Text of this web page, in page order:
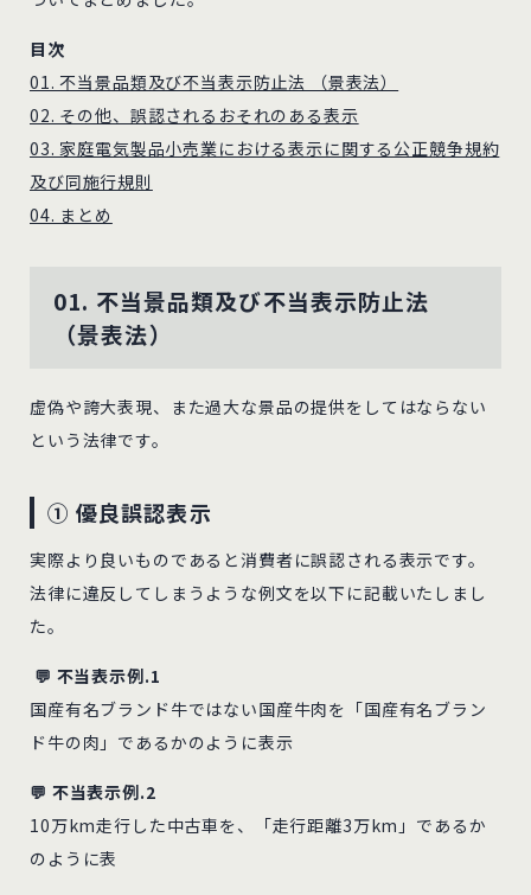
目次
01. 不当景品類及び不当表示防止法 （景表法）
02. その他、誤認されるおそれのある表示
03. 家庭電気製品小売業における表示に関する公正競争規約
及び同施行規則
04. まとめ
01. 不当景品類及び不当表示防止法
（景表法）
虚偽や誇大表現、また過大な景品の提供をしてはならない
という法律です。
① 優良誤認表示
実際より良いものであると消費者に誤認される表示です。
法律に違反してしまうような例文を以下に記載いたしまし
た。
💬 不当表示例.1
国産有名ブランド牛ではない国産牛肉を「国産有名ブラン
ド牛の肉」であるかのように表示
💬 不当表示例.2
10万km走行した中古車を、「走行距離3万km」であるか
のように表